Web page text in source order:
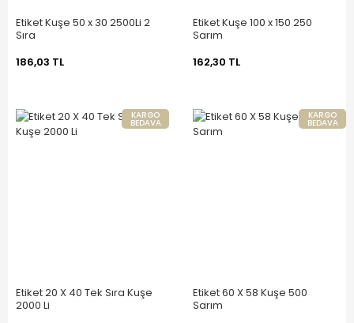
Etiket Kuşe 50 x 30 2500Li 2
Sıra
186,03 TL
Etiket Kuşe 100 x 150 250
Sarım
162,30 TL
KARGO
BEDAVA
Etiket 20 X 40 Tek Sıra Kuşe
2000 Li
KARGO
BEDAVA
Etiket 60 X 58 Kuşe 500
Sarım